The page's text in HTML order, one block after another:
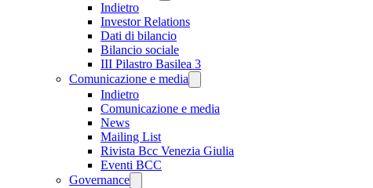
Indietro
Investor Relations
Dati di bilancio
Bilancio sociale
III Pilastro Basilea 3
Comunicazione e media
Indietro
Comunicazione e media
News
Mailing List
Rivista Bcc Venezia Giulia
Eventi BCC
Governance